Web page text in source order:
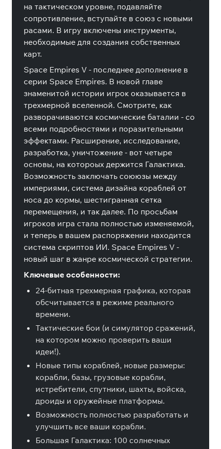
на тактическом уровне, подавляйте
сопротивление, вступайте в союз с новыми
расами. В игру включены инструменты,
необходимые для создания собственных
карт.
Space Empires V - последнее дополнение в
серии Space Empires. В новой главе
знаменитой истории игрок оказывается в
трехмерной вселенной. Смотрите, как
разворачиваются космические баталии - со
всеми подробностями и поразительными
эффектами. Расширение, исследование,
разработка, уничтожение - вот четыре
основы, на котороых держится Галактика.
Возможность заключать соююзы между
империями, система дизайна кораблей от
носа до кормы, шестигранная сетка
перемещения, и так далее. По просьбам
игроков игра стала полностью изменяемой,
и теперь в вашем распоряжении находится
система скриптов ИИ. Space Empires V -
новый шаг в жанре космической стратегии.
Ключевые особенности:
24-битная трехмерная графика, которая
обсчитывается в режиме реального
времени.
Тактические бои (и симулятор сражений,
на котором можно проверить ваши
идеи!).
Новые типы кораблей, новые размеры:
корабли, базы, грузовые корабли,
истребители, спутники, шахты, войска,
дроиды и оружейные платформы.
Возможность полностью разработать и
улучшить все ваши корабли.
Большая Галактика: 100 солнечных